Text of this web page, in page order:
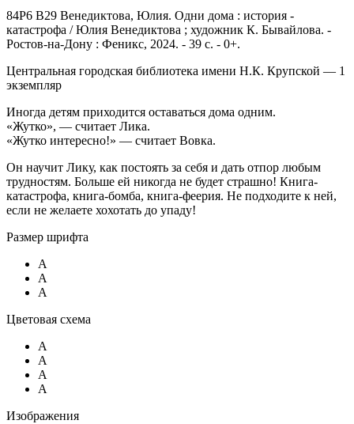
84Р6 В29 Венедиктова, Юлия. Одни дома : история -
катастрофа / Юлия Венедиктова ; художник К. Бывайлова. -
Ростов-на-Дону : Феникс, 2024. - 39 с. - 0+.
Центральная городская библиотека имени Н.К. Крупской — 1
экземпляр
Иногда детям приходится оставаться дома одним.
«Жутко», — считает Лика.
«Жутко интересно!» — считает Вовка.
Он научит Лику, как постоять за себя и дать отпор любым
трудностям. Больше ей никогда не будет страшно! Книга-
катастрофа, книга-бомба, книга-феерия. Не подходите к ней,
если не желаете хохотать до упаду!
Размер шрифта
A
A
A
Цветовая схема
A
A
A
A
Изображения